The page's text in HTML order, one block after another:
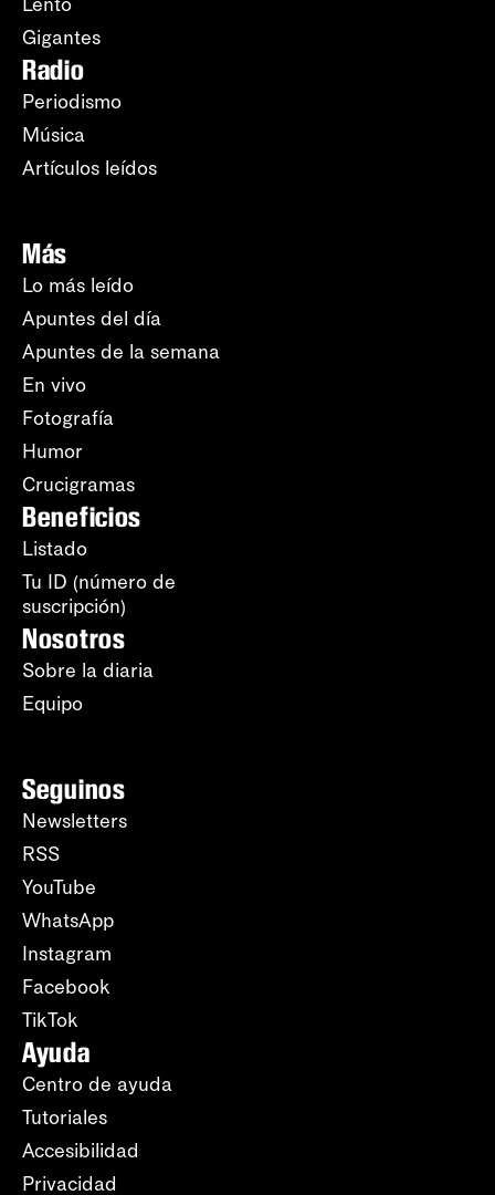
Gigantes
Radio
Periodismo
Música
Artículos leídos
Más
Lo más leído
Apuntes del día
Apuntes de la semana
En vivo
Fotografía
Humor
Crucigramas
Beneficios
Listado
Tu ID (número de
suscripción)
Nosotros
Sobre la diaria
Equipo
Seguinos
Newsletters
RSS
YouTube
WhatsApp
Instagram
Facebook
TikTok
Ayuda
Centro de ayuda
Tutoriales
Accesibilidad
Privacidad